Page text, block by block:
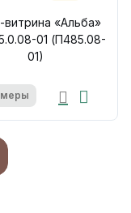
витрина «Альба»
01 (П485.08-
01)